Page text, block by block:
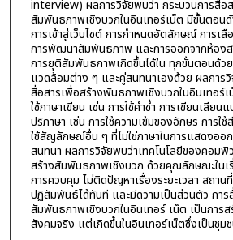
interview) ผลการวิจัยพบว่า กระบวนการสื่อ
สัมพันธภาพเชิงบวกในอินเทอร์เน็ต มีขั้นตอน
การเข้าสู่เว็บไซต์ การกำหนดอัตลักษณ์ การเ
การพัฒนาสัมพันธภาพ และการออกจากห้อง
การยุติสัมพันธภาพเกิดขึ้นได้ใน ทุกขั้นตอนด้ว
แวดล้อมต่าง ๆ และคู่สนทนาเองด้วย ผลการ
สื่อสารเพื่อสร้างพันธภาพเชิงบวกในอินเทอร์
ใช้ภาษาเขียน เช่น การใช้คำซ้ำ การเขียนเลียน
ปริภาษา เช่น การใช้ความเข้มของอักษร การใ
ใช้สัญลักษณ์อื่น ๆ ที่ไม่ใช่ภาษาในการแสดงอ
สนทนา ผลการวิจัยพบว่าเทคโนโลยีของคอมพิ
สร้างสัมพันธภาพเชิงบวก ด้วยคุณลักษณะในเ
การควบคุม ไม่ติดปัญหาเรื่องระยะเวลา สถา
ปฏิสัมพันธ์ได้ทันที และมีดวามเป็นส่วนตัว การ
สัมพันธภาพเชิงบวกในอินเทอร์ เน็ต เป็นการ
สังคมจริง แต่เกิดขึ้นในอินเทอร์เน็ตซึ่งเป็นชุม